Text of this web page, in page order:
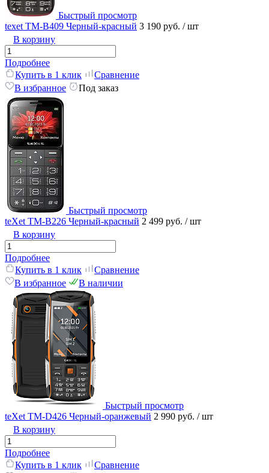
Быстрый просмотр
texet TM-B409 Черный-красный 3 190 руб. / шт
В корзину
Подробнее
Купить в 1 клик
Сравнение
В избранное
Под заказ
Быстрый просмотр
teXet TM-B226 Черный-красный 2 499 руб. / шт
В корзину
Подробнее
Купить в 1 клик
Сравнение
В избранное
В наличии
Быстрый просмотр
teXet TM-D426 Черный-оранжевый 2 990 руб. / шт
В корзину
Подробнее
Купить в 1 клик
Сравнение